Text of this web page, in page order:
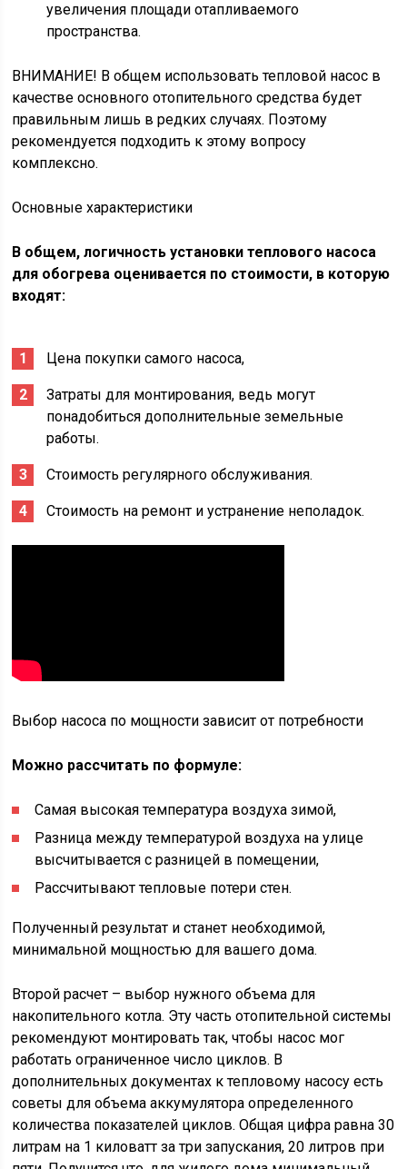
увеличения площади отапливаемого
пространства.
ВНИМАНИЕ! В общем использовать тепловой насос в
качестве основного отопительного средства будет
правильным лишь в редких случаях. Поэтому
рекомендуется подходить к этому вопросу
комплексно.
Основные характеристики
В общем, логичность установки теплового насоса
для обогрева оценивается по стоимости, в которую
входят:
Цена покупки самого насоса,
Затраты для монтирования, ведь могут
понадобиться дополнительные земельные
работы.
Стоимость регулярного обслуживания.
Стоимость на ремонт и устранение неполадок.
Выбор насоса по мощности зависит от потребности
Можно рассчитать по формуле:
Самая высокая температура воздуха зимой,
Разница между температурой воздуха на улице
высчитывается с разницей в помещении,
Рассчитывают тепловые потери стен.
Полученный результат и станет необходимой,
минимальной мощностью для вашего дома.
Второй расчет – выбор нужного объема для
накопительного котла. Эту часть отопительной системы
рекомендуют монтировать так, чтобы насос мог
работать ограниченное число циклов. В
дополнительных документах к тепловому насосу есть
советы для объема аккумулятора определенного
количества показателей циклов. Общая цифра равна 30
литрам на 1 киловатт за три запускания, 20 литров при